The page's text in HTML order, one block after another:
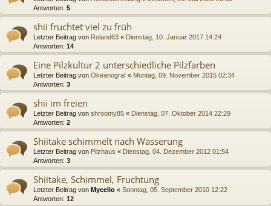
Antworten: 5
shii fruchtet viel zu früh
Letzter Beitrag von Roland63 « Dienstag, 10. Januar 2017 14:24
Antworten: 14
Eine Pilzkultur 2 unterschiedliche Pilzfarben
Letzter Beitrag von Okeanograf « Montag, 09. November 2015 02:34
Antworten: 3
shii im freien
Letzter Beitrag von shroomy85 « Dienstag, 07. Oktober 2014 22:29
Antworten: 2
Shiitake schimmelt nach Wässerung
Letzter Beitrag von Pilzhaus « Dienstag, 04. Dezember 2012 01:54
Antworten: 3
Shiitake, Schimmel, Fruchtung
Letzter Beitrag von Mycelio « Sonntag, 05. September 2010 12:22
Antworten: 12